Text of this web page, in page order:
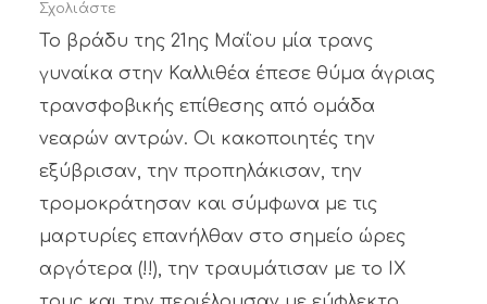
Σχολιάστε
Το βράδυ της 21ης Μαΐου μία τρανς
γυναίκα στην Καλλιθέα έπεσε θύμα άγριας
τρανσφοβικής επίθεσης από ομάδα
νεαρών αντρών. Οι κακοποιητές την
εξύβρισαν, την προπηλάκισαν, την
τρομοκράτησαν και σύμφωνα με τις
μαρτυρίες επανήλθαν στο σημείο ώρες
αργότερα (!!), την τραυμάτισαν με το ΙΧ